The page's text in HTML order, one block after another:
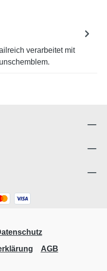
verarbeitet mit
AGB